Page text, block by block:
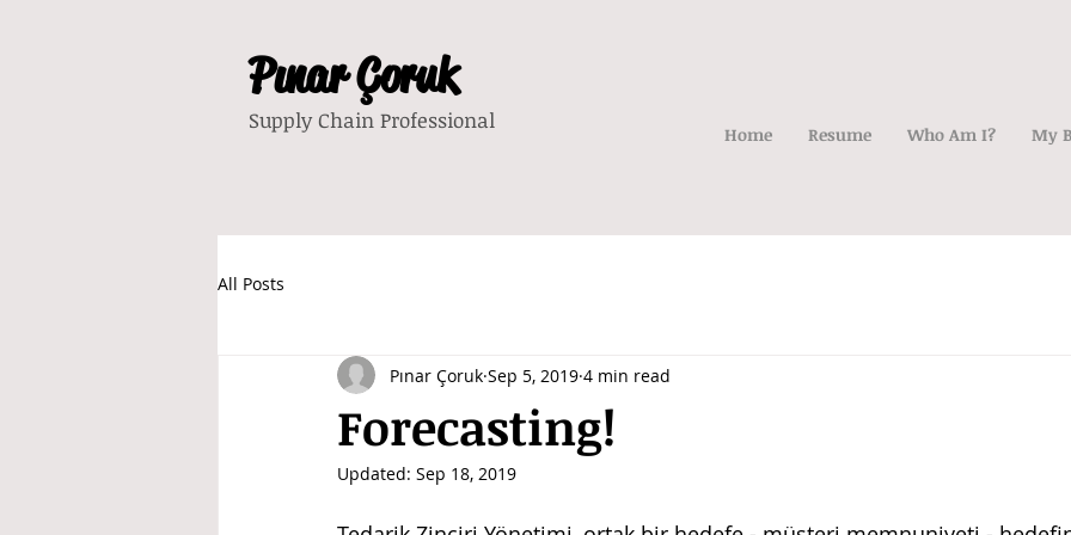
Pınar Çoruk
Supply Chain Professional
Home Resume Who Am I? My
All Posts
Forecasting!
Pınar Çoruk Sep 5, 2019 4 min read
Updated: Sep 18, 2019